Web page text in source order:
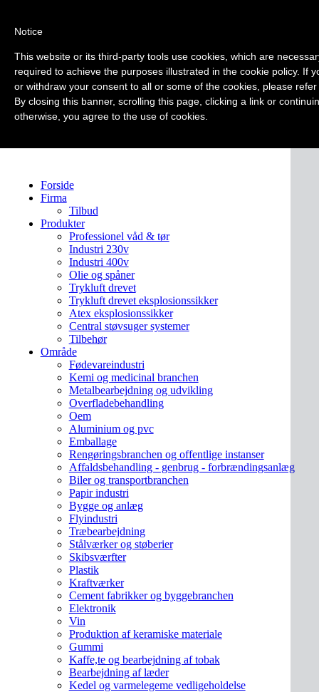
Forside
Firma
Tilbud
Produkter
Professionel våd & tør
Industri 230v
Industri 400v
Olie og spåner
Trykluft drevet
Trykluft drevet eksplosionssikker
Atex eksplosionssikker
Central støvsuger systemer
Tilbehør
Område
Fødevareindustri
Kemi og medicinal branchen
Metalbearbejdning og udvikling
Overfladebehandling
Oem
Aluminium og pvc
Emballage
Rengøringsbranchen og offentlige instanser
Affaldsbehandling - genbrug - forbrændingsanlæg
Biler og transportbranchen
Papir industri
Bygge og anlæg
Flyindustri
Træbearbejdning
Stålværker og støberier
Skibsværfter
Plastik
Kraftværker
Cement fabrikker og byggebranchen
Elektronik
Vin
Produktion af keramiske materiale
Gummi
Kaffe,te og bearbejdning af tobak
Bearbejdning af læder
Kedel og varmelegeme vedligeholdelse
Notice
This website or its third-party tools use cookies, which are
required to achieve the purposes illustrated in the cookie policy. If
or withdraw your consent to all or some of the cookies, please
By closing this banner, scrolling this page, clicking a link or
otherwise, you agree to the use of cookies.